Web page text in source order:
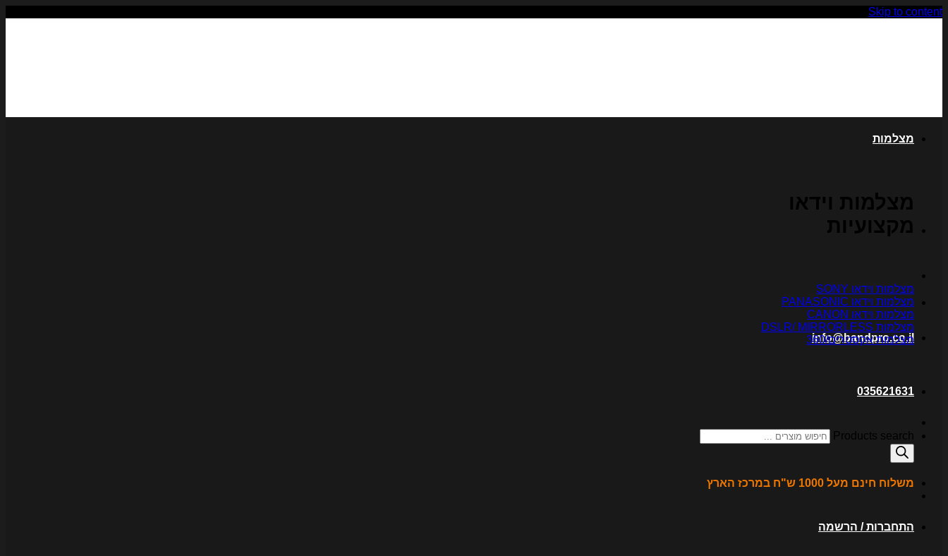
Skip to content
info@bandpro.co.il
035621631
Products search
משלוח חינם מעל 1000 ש"ח במרכז הארץ
התחברות / הרשמה
מצלמות
מצלמות וידאו
מקצועיות
מצלמות וידאו SONY
מצלמות וידאו PANASONIC
מצלמות וידאו CANON
מצלמות DSLR/ MIRRORLESS
מצלמות אקסטרים/360